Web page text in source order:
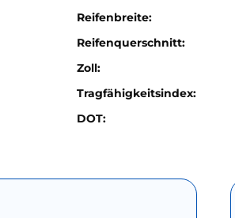
Reifenbreite:
Reifenquerschnitt:
Zoll:
Tragfähigkeitsindex:
DOT: